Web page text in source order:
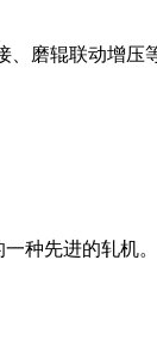
磨辊联动增压
种先进的轧机